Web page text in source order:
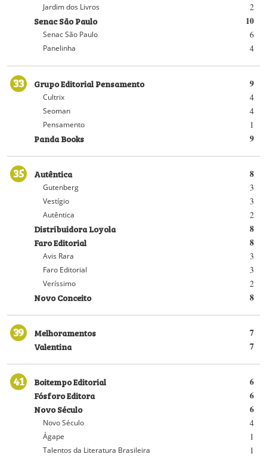
2
Jardim dos Livros
10
Senac São Paulo
6
Senac São Paulo
4
Panelinha
33 9
Grupo Editorial Pensamento
4
Cultrix
4
Seoman
1
Pensamento
9
Panda Books
35 8
Autêntica
3
Gutenberg
3
Vestígio
2
Autêntica
8
Distribuidora Loyola
8
Faro Editorial
3
Avis Rara
3
Faro Editorial
2
Veríssimo
8
Novo Conceito
39 7
Melhoramentos
7
Valentina
41 6
Boitempo Editorial
6
Fósforo Editora
6
Novo Século
4
Novo Século
1
Ágape
1
Talentos da Literatura Brasileira